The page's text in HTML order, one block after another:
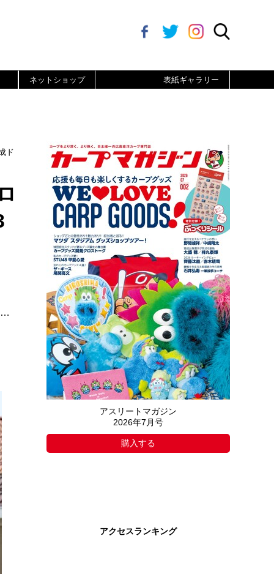
ネットショップ 表紙ギャラリー
ド
アスリートマガジン
2026年7月号
購入する
アクセスランキング